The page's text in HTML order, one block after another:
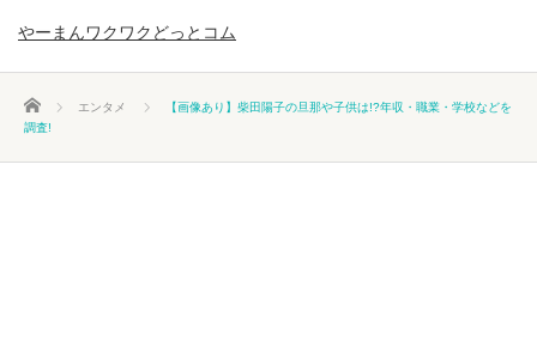
やーまんワクワクどっとコム
ホーム エンタメ
【画像あり】柴田陽子の旦那や子供は!?年収・職業・学校などを
調査!